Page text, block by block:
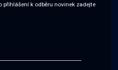
příhlášení k odběru novinek zadejte